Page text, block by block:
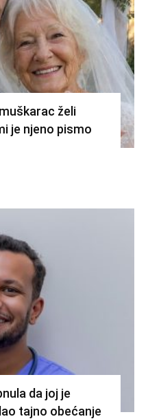
želi
je njeno pismo
da joj je
tajno obećanje